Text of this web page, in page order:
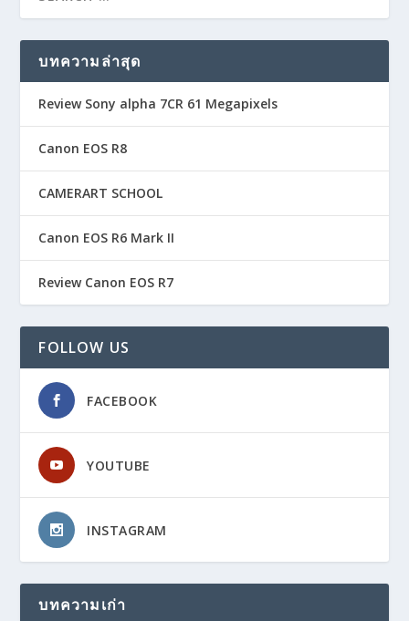
บทความล่าสุด
Review Sony alpha 7CR 61 Megapixels
Canon EOS R8
CAMERART SCHOOL
Canon EOS R6 Mark II
Review Canon EOS R7
FOLLOW US
FACEBOOK
YOUTUBE
INSTAGRAM
บทความเก่า